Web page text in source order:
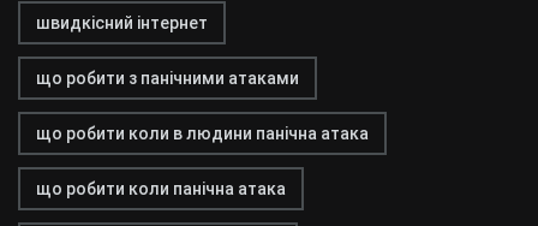
швидкісний інтернет
що робити з панічними атаками
що робити коли в людини панічна атака
що робити коли панічна атака